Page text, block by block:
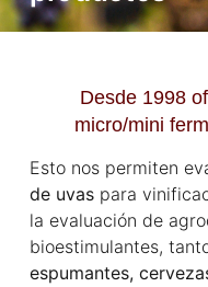
Desde 1998
micro/mini
Esto nos permiten
de uvaspara
la evaluación de
bioestimulantes,
espumantes,